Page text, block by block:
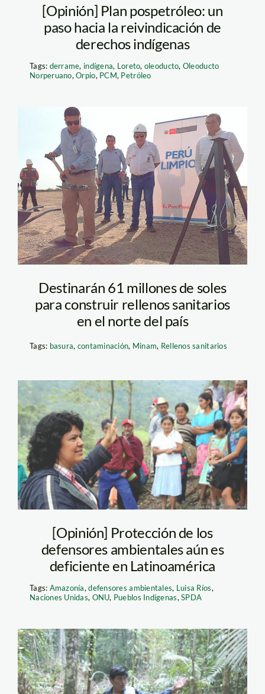
[Opinión] Plan pospetróleo: un
paso hacia la reivindicación de
derechos indígenas
Tags: derrame, indígena, Loreto, oleoducto, Oleoducto
Norperuano,Orpio, PCM, Petróleo
rellenos-sanitarios—
minam
Destinarán 61 millones de soles
para construir rellenos sanitarios
en el norte del país
Tags: basura, contaminación, Minam, Rellenos sanitarios
berta cáceres –
goldman prize
[Opinión] Protección de los
defensores ambientales aún es
deficiente en Latinoamérica
Tags: Amazonía,defensores ambientales, Luisa Ríos,
Naciones Unidas, ONU, Pueblos Indígenas,SPDA
demetrio-pacheco—